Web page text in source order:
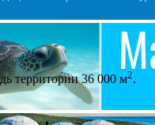
территории 36 000 м2.